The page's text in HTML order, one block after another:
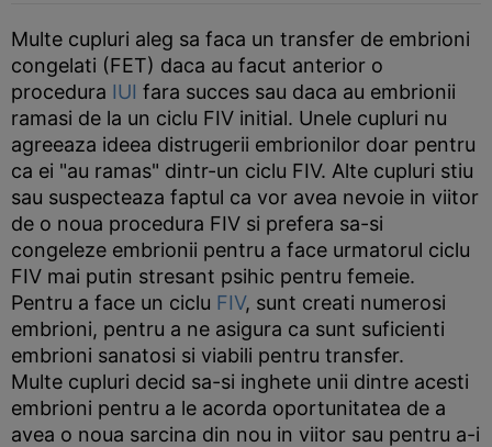
Multe cupluri aleg sa faca un transfer de embrioni
congelati (FET) daca au facut anterior o
procedura IUI fara succes sau daca au embrionii
ramasi de la un ciclu FIV initial. Unele cupluri nu
agreeaza ideea distrugerii embrionilor doar pentru
ca ei "au ramas" dintr-un ciclu FIV. Alte cupluri stiu
sau suspecteaza faptul ca vor avea nevoie in viitor
de o noua procedura FIV si prefera sa-si
congeleze embrionii pentru a face urmatorul ciclu
FIV mai putin stresant psihic pentru femeie.
Pentru a face un ciclu FIV, sunt creati numerosi
embrioni, pentru a ne asigura ca sunt suficienti
embrioni sanatosi si viabili pentru transfer.
Multe cupluri decid sa-si inghete unii dintre acesti
embrioni pentru a le acorda oportunitatea de a
avea o noua sarcina din nou in viitor sau pentru a-i